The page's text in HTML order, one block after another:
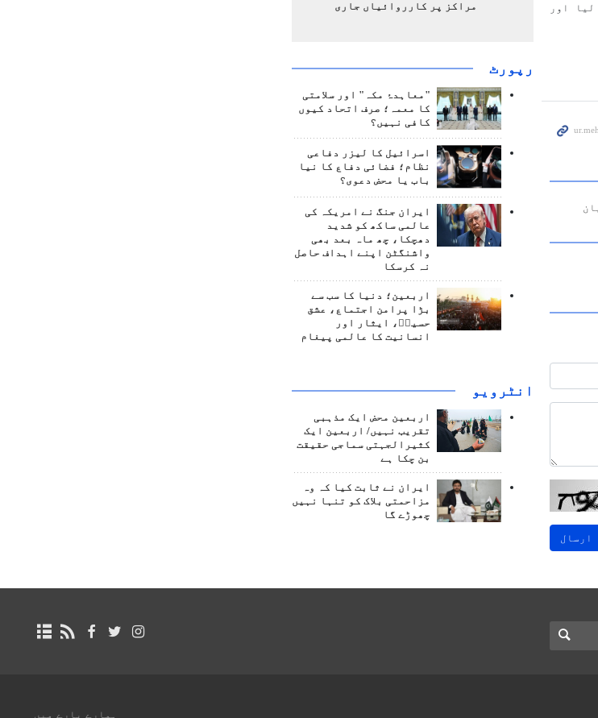
اور
ارسال
مراکز پر کارروائیاں جاری
رپورٹ
"معاہدۂ مکہ" اور سلامتی
کا معمہ؛ صرف اتحاد کیوں
کافی نہیں؟
اسرائیل کا لیزر دفاعی
نظام؛ فضائی دفاع کا نیا
باب یا محض دعوی؟
ایران جنگ نے امریکہ کی
عالمی ساکھ کو شدید
دھچکا، چھ ماہ بعد بھی
واشنگٹن اپنے اہداف حاصل
نہ کرسکا
اربعین؛ دنیا کا سب سے
بڑا پرامن اجتماع، عشق
حسینؑ، ایثار اور
انسانیت کا عالمی پیغام
انٹرويو
اربعین محض ایک مذہبی
تقریب نہیں/ اربعین ایک
کثیرالجہتی سماجی حقیقت
بن چکا ہے
ایران نے ثابت کیا کہ وہ
مزاحمتی بلاک کو تنہا نہیں
چھوڑے گا
ہمارے بارے میں